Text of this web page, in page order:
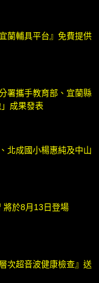
蘭輔具平台』免費提供
署攜手教育部、宜蘭縣
成果發表
北成國小楊惠純及中山
將於8月13日登場
次超音波健康檢查』送